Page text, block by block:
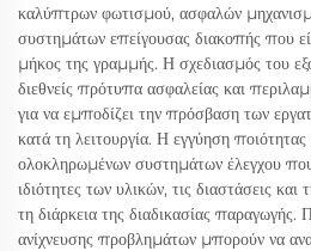
καλύπτρων φωτισμού, ασφαλών
συστημάτων επείγουσας διακοπής που
μήκος της γραμμής. Η σχεδιασμός του
διεθνείς πρότυπα ασφαλείας και
για να εμποδίζει την πρόσβαση των
κατά τη λειτουργία. Η εγγύηση
ολοκληρωμένων συστημάτων έλεγχου
ιδιότητες των υλικών, τις διαστάσεις
τη διάρκεια της διαδικασίας
ανίχνευσης προβλημάτων μπορούν να